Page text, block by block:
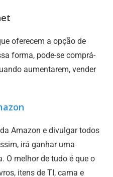
oferecem a opção de
forma, pode-se comprá-
aumentarem, vender
Amazon e divulgar todos
irá ganhar uma
O melhor de tudo é que o
itens de TI, cama e